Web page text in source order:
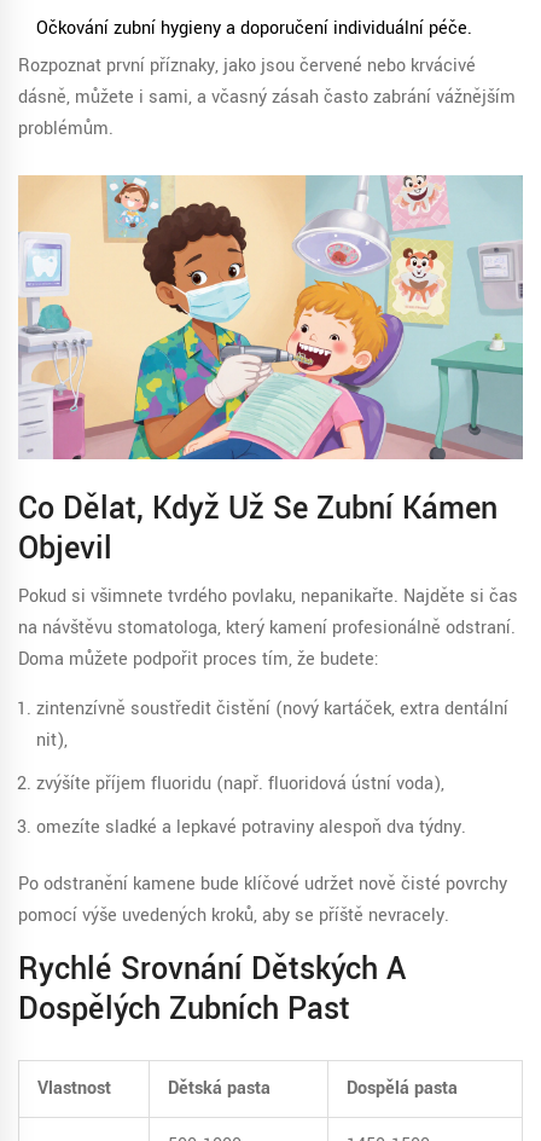
Očkování zubní hygieny a doporučení individuální péče.
Rozpoznat první příznaky, jako jsou červené nebo krvácivé
dásně, můžete i sami, a včasný zásah často zabrání vážnějším
problémům.
Co Dělat, Když Už Se Zubní Kámen
Objevil
Pokud si všimnete tvrdého povlaku, nepanikařte. Najděte si čas
na návštěvu stomatologa, který kamení profesionálně odstraní.
Doma můžete podpořit proces tím, že budete:
zintenzívně soustředit čistění (nový kartáček, extra dentální
nit),
zvýšíte příjem fluoridu (např. fluoridová ústní voda),
omezíte sladké a lepkavé potraviny alespoň dva týdny.
Po odstranění kamene bude klíčové udržet nově čisté povrchy
pomocí výše uvedených kroků, aby se příště nevracely.
Rychlé Srovnání Dětských A
Dospělých Zubních Past
Vlastnost Dětská pasta Dospělá pasta